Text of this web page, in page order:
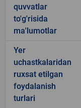
quvvatlar
to'g'risida
ma'lumotlar
Yer
uchastkalaridan
ruxsat etilgan
foydalanish
turlari